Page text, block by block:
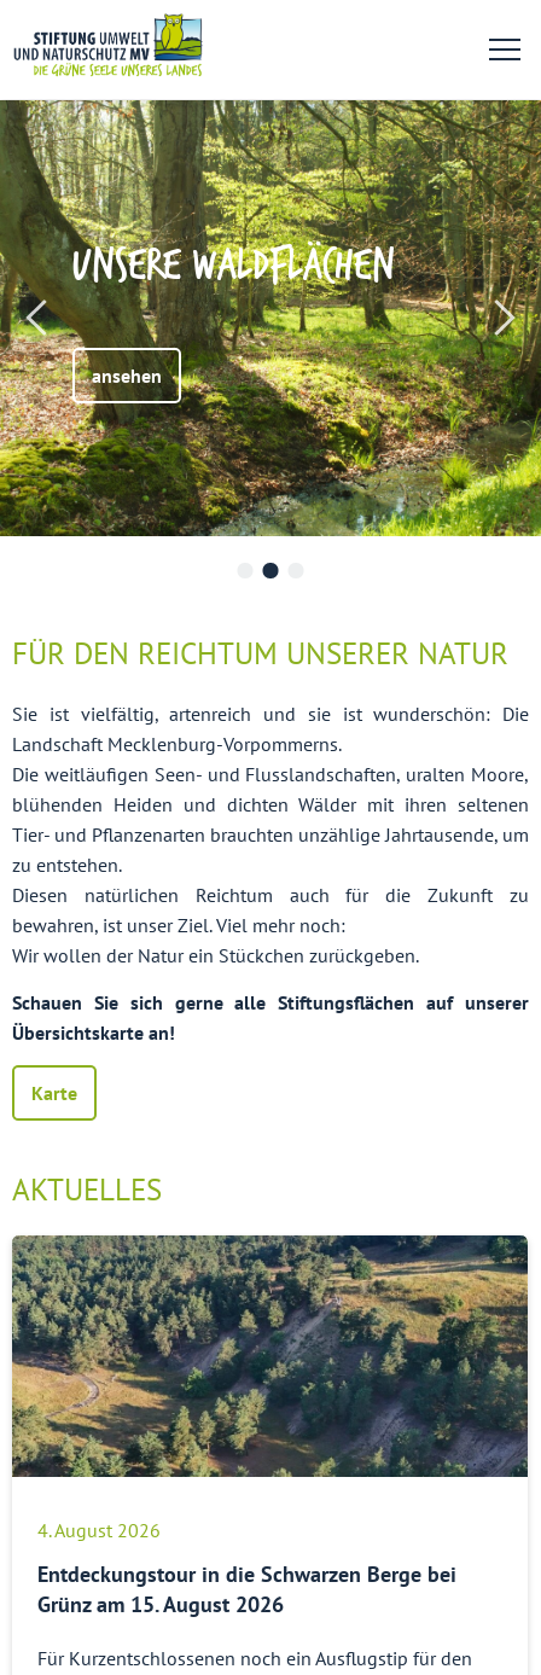
UNSERE WALDFLÄCHEN
ansehen
FÜR DEN REICHTUM UNSERER NATUR
Sie ist vielfältig, artenreich und sie ist wunderschön: Die
Landschaft Mecklenburg-Vorpommerns.
Die weitläufigen Seen- und Flusslandschaften, uralten Moore,
blühenden Heiden und dichten Wälder mit ihren seltenen
Tier- und Pflanzenarten brauchten unzählige Jahrtausende, um
zu entstehen.
Diesen natürlichen Reichtum auch für die Zukunft zu
bewahren, ist unser Ziel. Viel mehr noch:
Wir wollen der Natur ein Stückchen zurückgeben.
Schauen Sie sich gerne alle Stiftungsflächen auf unserer
Übersichtskarte an!
Karte
AKTUELLES
4. August 2026
Entdeckungstour in die Schwarzen Berge bei
Grünz am 15. August 2026
Für Kurzentschlossenen noch ein Ausflugstip für den